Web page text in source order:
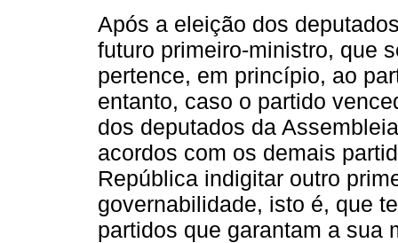
Após a eleição dos
futuro primeiro-ministro, que
pertence, em princípio, ao
entanto, caso o partido
dos deputados da
acordos com os demais
República indigitar outro
governabilidade, isto é, que
partidos que garantam a sua